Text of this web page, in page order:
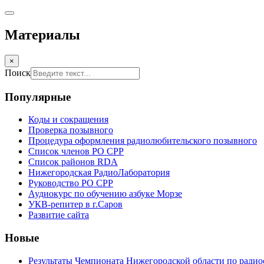
Материалы
×
Поиск
Популярные
Коды и сокращения
Проверка позывного
Процедура оформления радиолюбительского позывного
Список членов РО СРР
Список районов RDA
Нижегородская РадиоЛаборатория
Руководство РО СРР
Аудиокурс по обучению азбуке Морзе
УКВ-репитер в г.Саров
Развитие сайта
Новые
Результаты Чемпионата Нижегородской области по